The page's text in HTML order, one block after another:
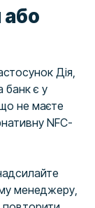
Дія,
банк є у
не маєте
NFC-
менеджеру,